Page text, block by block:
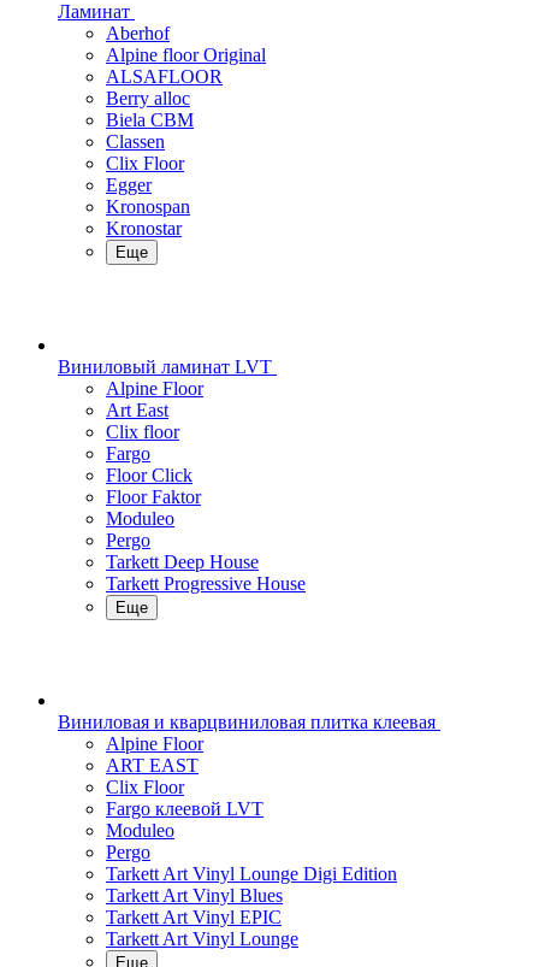
Ламинат
Aberhof
Alpine floor Original
ALSAFLOOR
Berry alloc
Biela CBM
Classen
Clix Floor
Egger
Kronospan
Kronostar
Еще
Виниловый ламинат LVT
Alpine Floor
Art East
Clix floor
Fargo
Floor Click
Floor Faktor
Moduleo
Pergo
Tarkett Deep House
Tarkett Progressive House
Еще
Виниловая и кварцвиниловая плитка клеевая
Alpine Floor
ART EAST
Clix Floor
Fargo клеевой LVT
Moduleo
Pergo
Tarkett Art Vinyl Lounge Digi Edition
Tarkett Art Vinyl Blues
Tarkett Art Vinyl EPIC
Tarkett Art Vinyl Lounge
Еще